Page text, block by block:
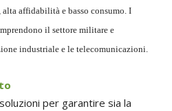
affidabilità e basso consumo. I
il settore militare e
industriale e le telecomunicazioni.
per garantire sia la